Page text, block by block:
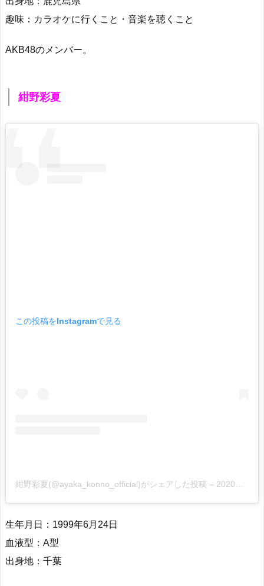
趣味：カラオケに行くこと・音楽を聴くこと
AKB48のメンバー。
紺野彩夏
この投稿をInstagramで見る
紺野彩夏(@ayaka_konno_official)がシェアした投稿 – 2020年 4月月8日午前4時57分PDT
生年月日：1999年6月24日
血液型：A型
出身地：千葉